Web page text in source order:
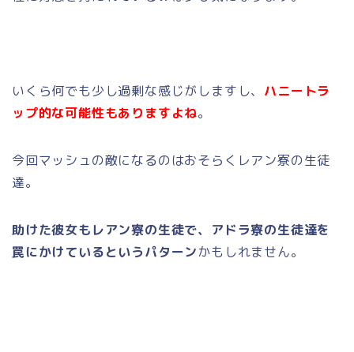
いくら何でも少し過剰な感じがしますし、 ハニートラ
ップ的な可能性もありますよね。
今回マッシュの敵になるのはおそらくレアン寮の生徒
達。
助けた彼女もレアン寮の生徒で、アドラ寮の生徒達を
罠にかけているというパターンかもしれません。